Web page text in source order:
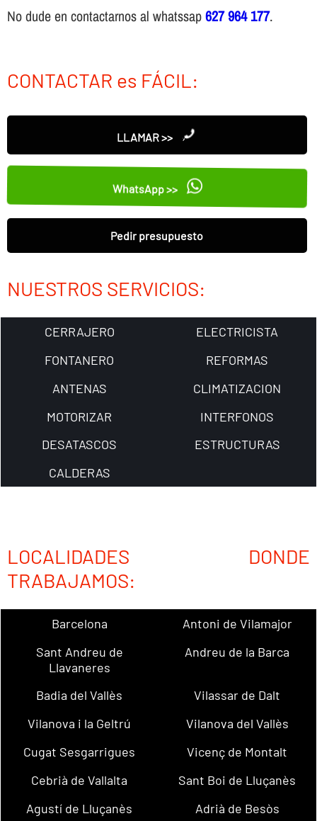
No dude en contactarnos al whatssap627 964 177.
CONTACTAR es FÁCIL:
LLAMAR >>
WhatsApp >>
Pedir presupuesto
NUESTROS SERVICIOS:
CERRAJERO
ELECTRICISTA
FONTANERO
REFORMAS
ANTENAS
CLIMATIZACION
MOTORIZAR
INTERFONOS
DESATASCOS
ESTRUCTURAS
CALDERAS
LOCALIDADES DONDE
TRABAJAMOS:
Barcelona
Antoni de Vilamajor
Sant Andreu de
Llavaneres
Andreu de la Barca
Badia del Vallès
Vilassar de Dalt
Vilanova i la Geltrú
Vilanova del Vallès
Cugat Sesgarrigues
Vicenç de Montalt
Cebrià de Vallalta
Sant Boi de Lluçanès
Agustí de Lluçanès
Adrià de Besòs